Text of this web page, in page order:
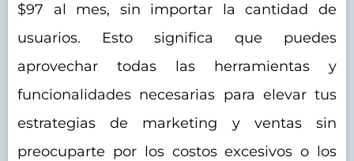
$97 al mes, sin importar la cantidad de
usuarios. Esto significa que puedes
aprovechar todas las herramientas y
funcionalidades necesarias para elevar tus
estrategias de marketing y ventas sin
preocuparte por los costos excesivos o los